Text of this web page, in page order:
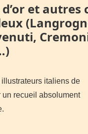
d’or et autres
illustrateurs italiens de
un recueil absolument